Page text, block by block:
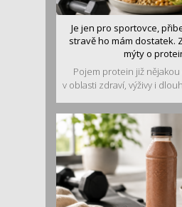
Je jen pro sportovce,
stravě ho mám dostatek.
mýty o
Pojem protein již
v oblasti zdraví, výživy i